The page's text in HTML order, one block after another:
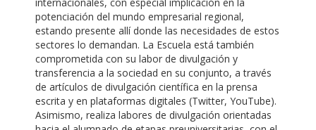
potenciación del mundo empresarial regional,
estando presente allí donde las necesidades de estos
sectores lo demandan. La Escuela está también
comprometida con su labor de divulgación y
transferencia a la sociedad en su conjunto, a través
de artículos de divulgación científica en la prensa
escrita y en plataformas digitales (Twitter, YouTube).
Asimismo, realiza labores de divulgación orientadas